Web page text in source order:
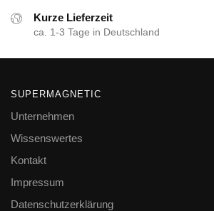
Kurze Lieferzeit
ca. 1-3 Tage in Deutschland
SUPERMAGNETIC
Unternehmen
Wissenswertes
Kontakt
Impressum
Datenschutzerklärung